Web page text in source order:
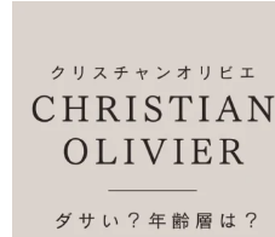
メンズ
ファッション
バッグ